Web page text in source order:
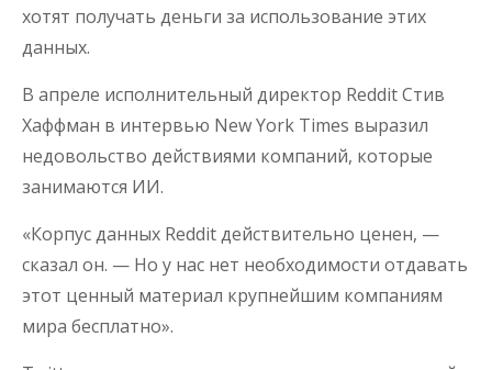
хотят получать деньги за использование этих
данных.
В апреле исполнительный директор Reddit Стив
Хаффман в интервью New York Times выразил
недовольство действиями компаний, которые
занимаются ИИ.
«Корпус данных Reddit действительно ценен, —
сказал он. — Но у нас нет необходимости отдавать
этот ценный материал крупнейшим компаниям
мира бесплатно».